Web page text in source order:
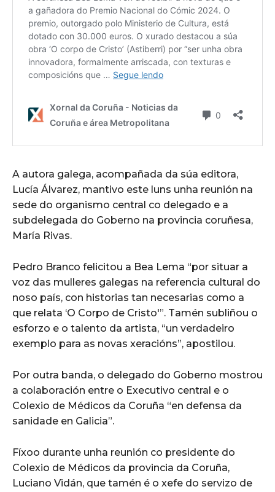
A autora galega, acompañada da súa editora,
Lucía Álvarez, mantivo este luns unha reunión na
sede do organismo central co delegado e a
subdelegada do Goberno na provincia coruñesa,
María Rivas.
Pedro Branco felicitou a Bea Lema “por situar a
voz das mulleres galegas na referencia cultural do
noso país, con historias tan necesarias como a
que relata ‘O Corpo de Cristo'”. Tamén subliñou o
esforzo e o talento da artista, “un verdadeiro
exemplo para as novas xeracións”, apostilou.
Por outra banda, o delegado do Goberno mostrou
a colaboración entre o Executivo central e o
Colexio de Médicos da Coruña “en defensa da
sanidade en Galicia”.
Fíxoo durante unha reunión co presidente do
Colexio de Médicos da provincia da Coruña,
Luciano Vidán, que tamén é o xefe do servizo de